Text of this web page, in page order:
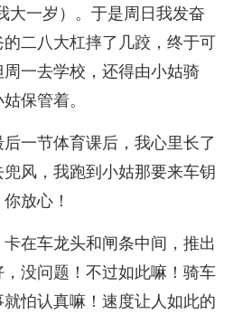
大一岁）。于是周日我发奋
二八大杠摔了几跤，终于可
一去学校，还得由小姑骑
保管着。
一节体育课后，我心里长了
风，我跑到小姑那要来车钥
放心！
在车龙头和闸条中间，推出
没问题！不过如此嘛！骑车
怕认真嘛！速度让人如此的